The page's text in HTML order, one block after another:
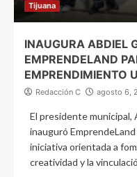
Tijuana
INAUGURA ABDIEL
EMPRENDELAND
EMPRENDIMIENTO
Redacción C agosto 6,
El presidente municipal,
inauguró
iniciativa orientada a
creatividad y la